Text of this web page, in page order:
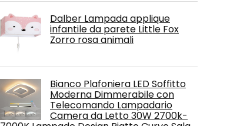
Dalber Lampada applique
infantile da parete Little Fox
Zorro rosa animali
Bianco Plafoniera LED Soffitto
Moderna Dimmerabile con
Telecomando Lampadario
Camera da Letto 30W 2700k-